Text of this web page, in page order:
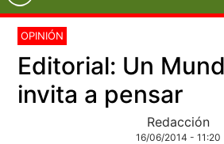
OPINIÓN
Editorial: Un
invita a pensar
Redacción
16/06/2014 - 11:20